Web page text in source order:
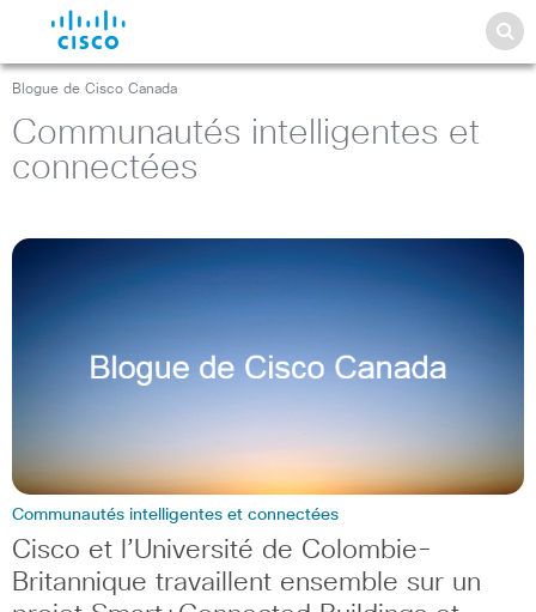
Blogue de Cisco Canada
Communautés intelligentes et
connectées
Communautés intelligentes et connectées
Cisco et l’Université de Colombie-
Britannique travaillent ensemble sur un